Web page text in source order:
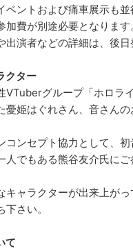
ベントおよび痛車展示も
費が別途必要となります
出演者などの詳細は、後日
クター
VTuberグループ「ホロラ
憂姫はぐれさん、音さん
コンセプト協力として、初
人でもある熊谷友介氏にご
キャラクターが出来上が
さい。
て